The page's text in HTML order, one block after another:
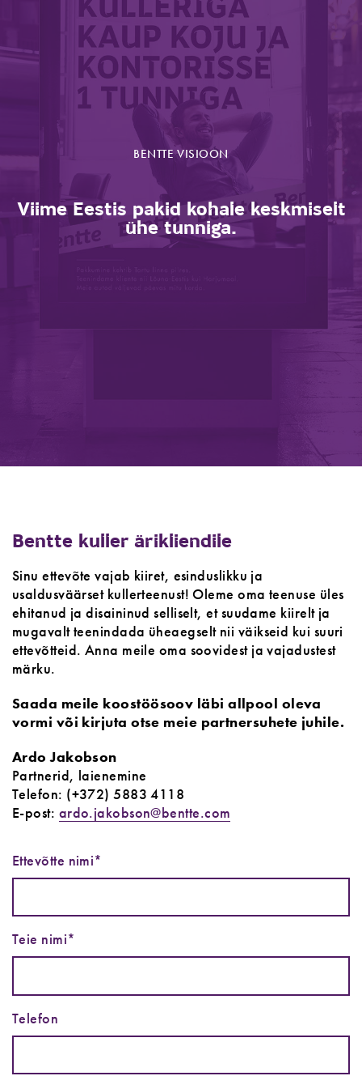
BENTTE VISIOON
Viime Eestis pakid kohale keskmiselt
ühe tunniga.
Bentte kuller ärikliendile
Sinu ettevõte vajab kiiret, esinduslikku ja
usaldusväärset kullerteenust! Oleme oma teenuse üles
ehitanud ja disaininud selliselt, et suudame kiirelt ja
mugavalt teenindada üheaegselt nii väikseid kui suuri
ettevõtteid. Anna meile oma soovidest ja vajadustest
märku.
Saada meile koostöösoov läbi allpool oleva
vormi või kirjuta otse meie partnersuhete juhile.
Ardo Jakobson
Partnerid, laienemine
Telefon: (+372) 5883 4118
E-post: ardo.jakobson@bentte.com
Ettevõtte nimi*
Teie nimi*
Telefon